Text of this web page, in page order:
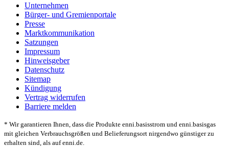
Unternehmen
Bürger- und Gremienportale
Presse
Marktkommunikation
Satzungen
Impressum
Hinweisgeber
Datenschutz
Sitemap
Kündigung
Vertrag widerrufen
Barriere melden
* Wir garantieren Ihnen, dass die Produkte enni.basisstrom und enni.basisgas
mit gleichen Verbrauchsgrößen und Belieferungsort nirgendwo günstiger zu
erhalten sind, als auf enni.de.